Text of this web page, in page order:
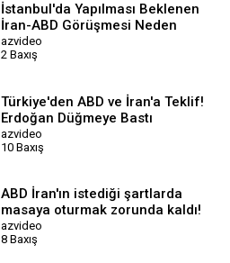
İstanbul'da Yapılması Beklenen
İran-ABD Görüşmesi Neden
Umman'da Gerçekleşti? | NTV
azvideo
2 Baxış
Türkiye'den ABD ve İran'a Teklif!
Erdoğan Düğmeye Bastı
azvideo
10 Baxış
ABD İran'ın istediği şartlarda
masaya oturmak zorunda kaldı!
Umman'da kritik zirve!
azvideo
8 Baxış